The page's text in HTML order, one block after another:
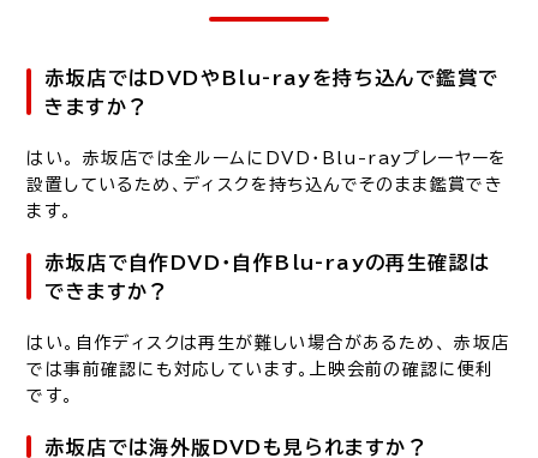
赤坂店ではDVDやBlu-rayを持ち込んで鑑賞で
きますか？
はい。 赤坂店では全ルームにDVD・Blu-rayプレーヤーを
設置しているため、ディスクを持ち込んでそのまま鑑賞でき
ます。
赤坂店で自作DVD・自作Blu-rayの再生確認は
できますか？
はい。自作ディスクは再生が難しい場合があるため、 赤坂店
では事前確認にも対応しています。上映会前の確認に便利
です。
赤坂店では海外版DVDも見られますか？